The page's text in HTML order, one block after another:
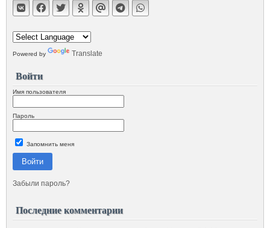
Powered by Translate
Войти
Имя пользователя
Пароль
Запомнить меня
Войти
Забыли пароль?
Последние комментарии